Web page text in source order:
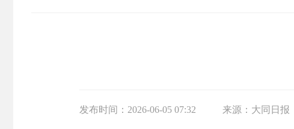
发布时间： 2026-06-05 07:32 来源： 大同日报